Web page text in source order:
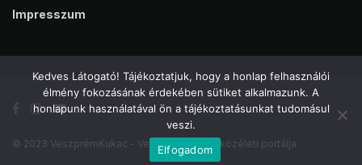
Impresszum
© 2023 VeszprémKukac - Veszprém online közéleti portálja
Kedves Látogató! Tájékoztatjuk, hogy a honlap felhasználói
élmény fokozásának érdekében sütiket alkalmazunk. A
honlapunk használatával ön a tájékoztatásunkat tudomásul
veszi.
Elfogadom